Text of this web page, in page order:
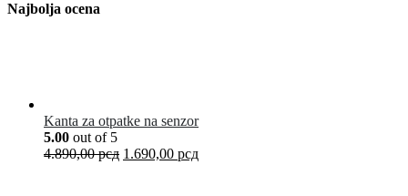
Najbolja ocena
Kanta za otpatke na senzor
5.00 out of 5
4.890,00рсд 1.690,00 рсд